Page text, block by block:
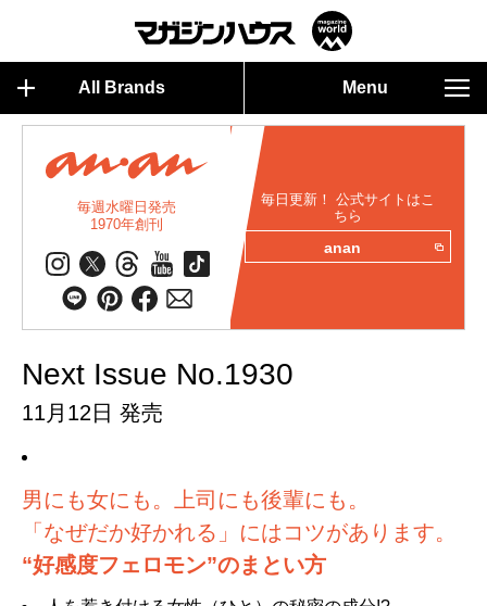
All Brands Menu
毎週水曜日発売
1970年創刊
毎日更新！ 公式サイトはこ
ちら
anan
Next Issue No.1930
11月12日 発売
男にも女にも。上司にも後輩にも。
「なぜだか好かれる」にはコツがあります。
“好感度フェロモン”のまとい方